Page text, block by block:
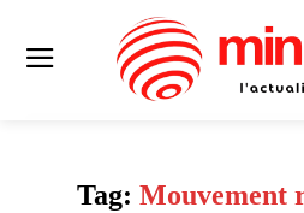
Tag: Mouvement